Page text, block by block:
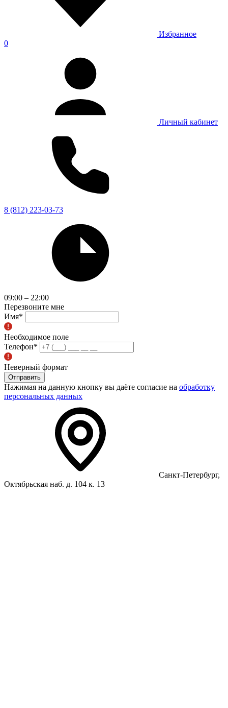
Избранное
0
Личный кабинет
8 (812) 223-03-73
09:00 – 22:00
Перезвоните мне
Имя*
Необходимое поле
Телефон*
Неверный формат
Отправить
Нажимая на данную кнопку вы даёте согласие на обработку
персональных данных
Санкт-Петербург,
Октябрьская наб. д. 104 к. 13